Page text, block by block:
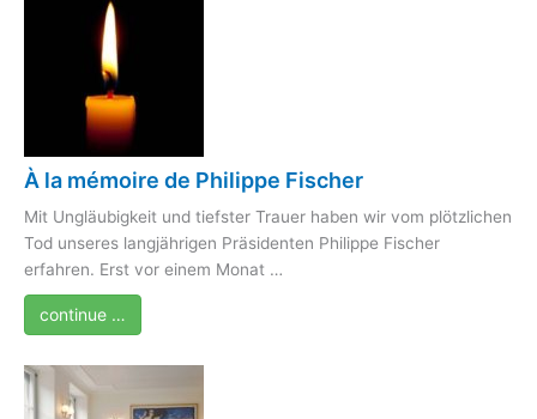
À la mémoire de Philippe Fischer
Mit Ungläubigkeit und tiefster Trauer haben wir vom plötzlichen
Tod unseres langjährigen Präsidenten Philippe Fischer
erfahren. Erst vor einem Monat …
continue …